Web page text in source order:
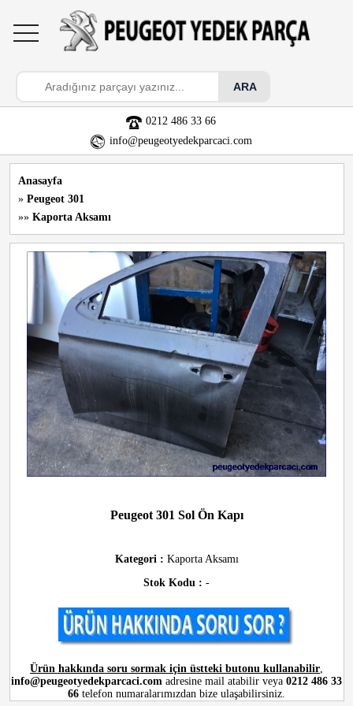
toggle
navigation
0212 486 33 66
info@peugeotyedekparcaci.com
Anasayfa
» Peugeot 301
»» Kaporta Aksamı
Peugeot 301 Sol Ön Kapı
Kategori : Kaporta Aksamı
Stok Kodu : -
Ürün hakkında soru sormak için üstteki butonu kullanabilir
info@peugeotyedekparcaci.com adresine mail atabilir veya 0212 486 33
66 telefon numaralarımızdan bize ulaşabilirsiniz.